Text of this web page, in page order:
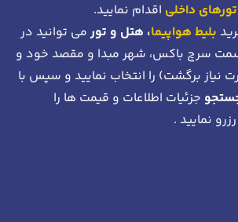
تورهای داخلی اقدام نمایید.
بلیط هواپیما، هتل و تورمی توانید در
سرچ باکس، شهر مبدا و مقصد خود و
نیاز برگشت) را انتخاب نمایید و سپس با
جزئیات اطلاعات و قیمت ها را
نمایید .